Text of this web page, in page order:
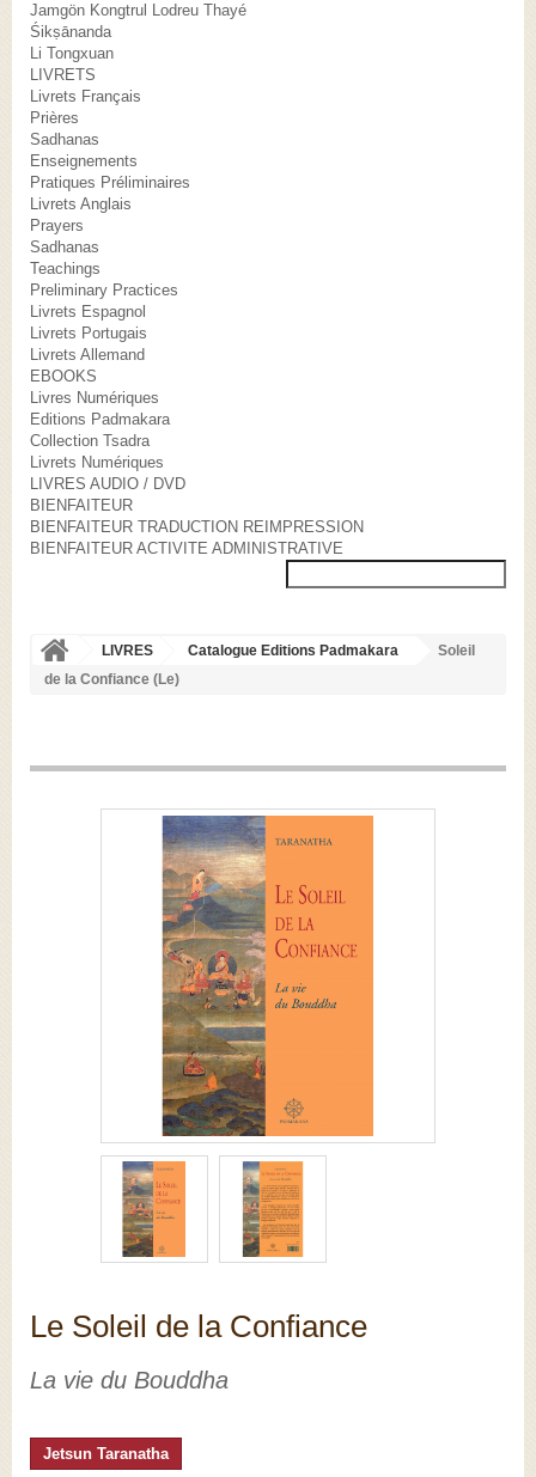
Jamgön Kongtrul Lodreu Thayé
Śikṣānanda
Li Tongxuan
LIVRETS
Livrets Français
Prières
Sadhanas
Enseignements
Pratiques Préliminaires
Livrets Anglais
Prayers
Sadhanas
Teachings
Preliminary Practices
Livrets Espagnol
Livrets Portugais
Livrets Allemand
EBOOKS
Livres Numériques
Editions Padmakara
Collection Tsadra
Livrets Numériques
LIVRES AUDIO / DVD
BIENFAITEUR
BIENFAITEUR TRADUCTION REIMPRESSION
BIENFAITEUR ACTIVITE ADMINISTRATIVE
LIVRES Catalogue Editions Padmakara
Soleil
de la Confiance (Le)
Le Soleil de la Confiance
La vie du Bouddha
Jetsun Taranatha